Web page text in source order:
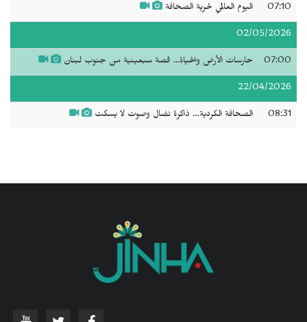
07:10 اليوم العالمي لحرية الصحافة
02/05/2026
07:00 حارسات الأرض والحياة... قصة سبعينية من جنوب لبنان
22/04/2026
08:31 الصحافة الكردية… ذاكرة نضال وصوت لا يسكت